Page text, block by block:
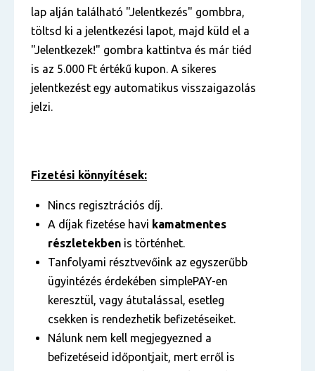
lap alján található "Jelentkezés" gombbra,
töltsd ki a jelentkezési lapot, majd küld el a
"Jelentkezek!" gombra kattintva és már tiéd
is az 5.000 Ft értékű kupon. A sikeres
jelentkezést egy automatikus visszaigazolás
jelzi.
Fizetési könnyítések:
Nincs regisztrációs díj.
A díjak fizetése havi kamatmentes
részletekben is történhet.
Tanfolyami résztvevőink az egyszerűbb
ügyintézés érdekében simplePAY-en
keresztül, vagy átutalással, esetleg
csekken is rendezhetik befizetéseiket.
Nálunk nem kell megjegyezned a
befizetéseid időpontjait, mert erről is